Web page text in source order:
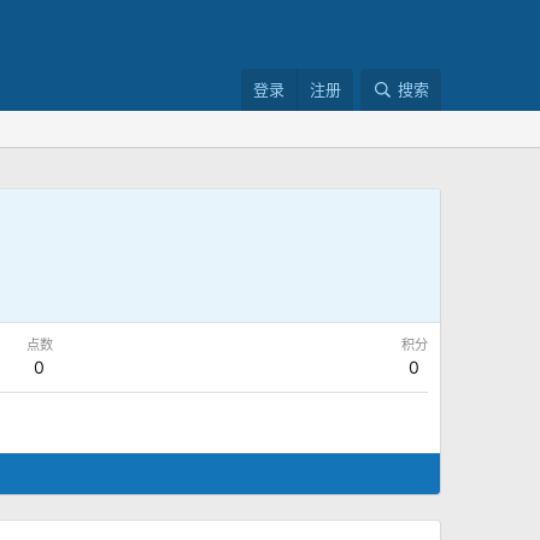
登录 注册 搜索
点数
0
积分
0